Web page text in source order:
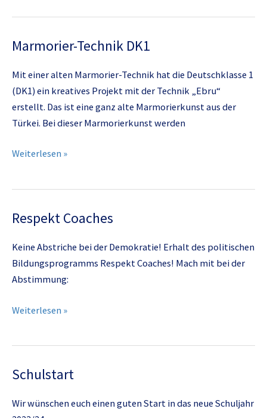
Marmorier-Technik DK1
Mit einer alten Marmorier-Technik hat die Deutschklasse 1
(DK1) ein kreatives Projekt mit der Technik „Ebru“
erstellt. Das ist eine ganz alte Marmorierkunst aus der
Türkei. Bei dieser Marmorierkunst werden
Marmorier-
Weiterlesen »
Respekt Coaches
Keine Abstriche bei der Demokratie! Erhalt des politischen
Bildungsprogramms Respekt Coaches! Mach mit bei der
Abstimmung:
Respekt
Weiterlesen »
Schulstart
Wir wünschen euch einen guten Start in das neue Schuljahr